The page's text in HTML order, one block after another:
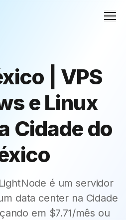
| VPS
e Linux
Cidade do
é um servidor
data center na Cidade
em $7.71/mês ou